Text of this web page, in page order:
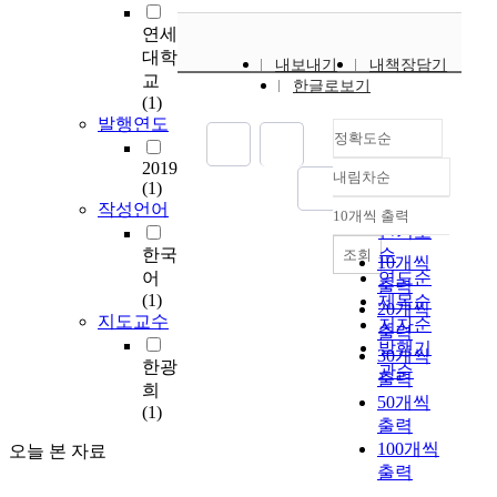
연세
대학
교
(1)
발행연도
2019
(1)
작성언어
한국
어
(1)
지도교수
한광
희
(1)
오늘 본 자료
i
i
y
내보내기
내책장담기
한글로보기
정확도순
정확도
순
인기도
순
연도순
제목순
저자순
발행기
관순
내림차순
내림차순
10개씩 출력
10개씩
출력
20개씩
출력
30개씩
출력
50개씩
출력
100개씩
출력
조회